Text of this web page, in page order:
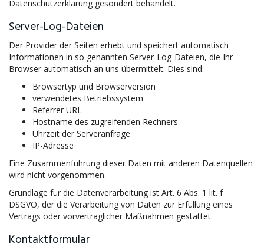
Datenschutzerklärung gesondert behandelt.
Server-Log-Dateien
Der Provider der Seiten erhebt und speichert automatisch
Informationen in so genannten Server-Log-Dateien, die Ihr
Browser automatisch an uns übermittelt. Dies sind:
Browsertyp und Browserversion
verwendetes Betriebssystem
Referrer URL
Hostname des zugreifenden Rechners
Uhrzeit der Serveranfrage
IP-Adresse
Eine Zusammenführung dieser Daten mit anderen Datenquellen
wird nicht vorgenommen.
Grundlage für die Datenverarbeitung ist Art. 6 Abs. 1 lit. f
DSGVO, der die Verarbeitung von Daten zur Erfüllung eines
Vertrags oder vorvertraglicher Maßnahmen gestattet.
Kontaktformular